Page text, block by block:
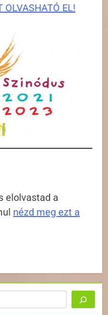
OLVASHATÓ EL!
elolvastad a
nézd meg ezt a